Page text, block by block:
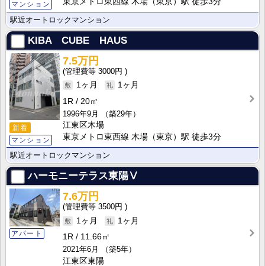
マンション
駅近オートロックマンション
KIBA CUBE HAUS
新着
マンション
7.5万円
3000円
1ヶ月
1ヶ月
1R
20㎡
1996年9月
（築29年）
江東区木場
東京メトロ東西線 木場（東京）駅 徒歩3分
駅近オートロックマンション
ハーモニーテラス東陽Ⅴ
アパート
7.6万円
3500円
1ヶ月
1ヶ月
1R
11.66㎡
2021年6月
（築5年）
江東区東陽